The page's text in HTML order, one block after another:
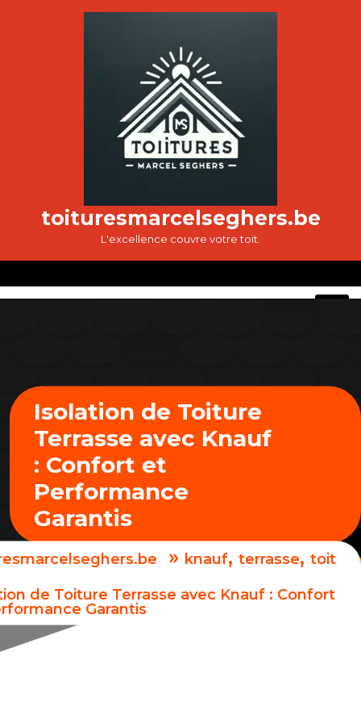
toituresmarcelseghers.be
L'excellence couvre votre toit.
Isolation de Toiture
Terrasse avec Knauf
: Confort et
Performance
Garantis
» knauf, terrasse, toit
de Toiture Terrasse avec Knauf : Confort
Garantis